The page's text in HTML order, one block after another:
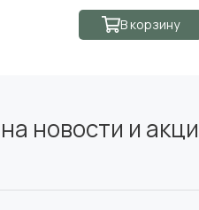
В корзину
новости и